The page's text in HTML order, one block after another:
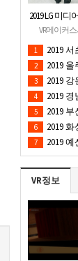
2019 LG 미디
운전/ 음주
사) VR 체험 -
VR메이커
1 2019 서초
2 2019 울주
3 2019 강원도 유
4 2019 경남교
5 2019 부산
6 2019 화성미
7 2019 예산교육박람
VR정보